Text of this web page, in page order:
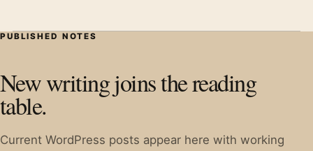
PUBLISHED NOTES
New writing joins the reading
table.
Current WordPress posts appear here with working